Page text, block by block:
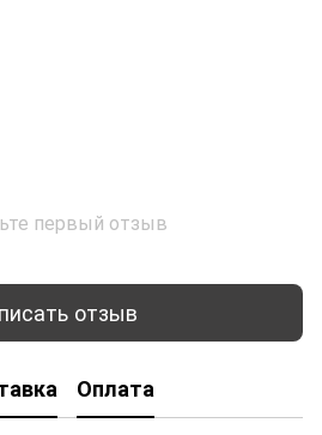
первый отзыв
отзыв
Оплата